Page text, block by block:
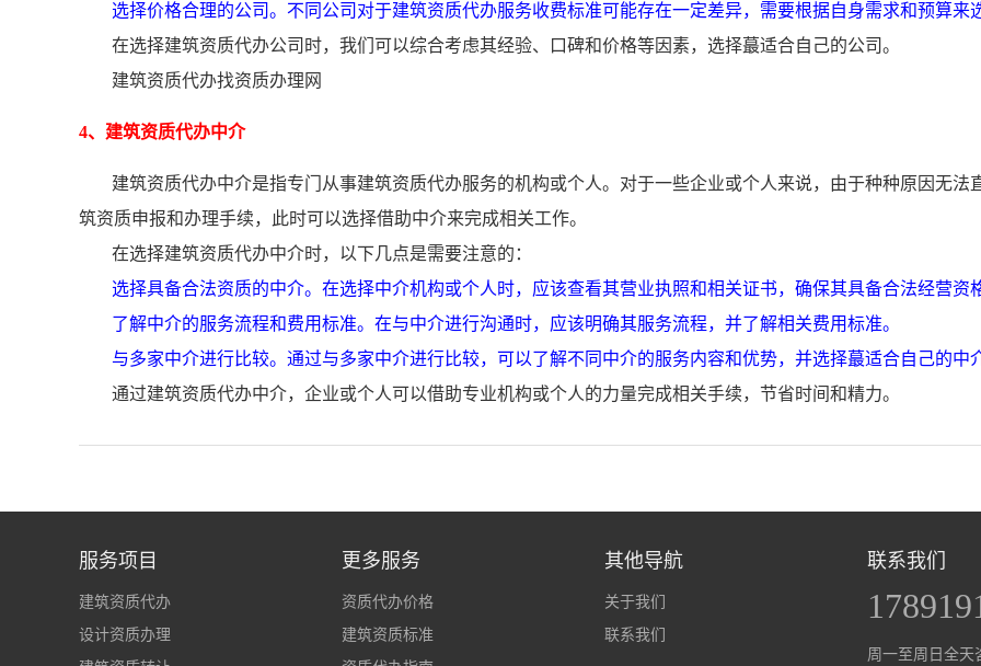
选择价格合理的公司。不同公司对于建筑资质代办服务收费标准可能存在一定差异，需要根据自身需求和预算来
在选择建筑资质代办公司时，我们可以综合考虑其经验、口碑和价格等因素，选择蕞适合自己的公司。
建筑资质代办找资质办理网
4、建筑资质代办中介
建筑资质代办中介是指专门从事建筑资质代办服务的机构或个人。对于一些企业或个人来说，由于种种原因无法
筑资质申报和办理手续，此时可以选择借助中介来完成相关工作。
在选择建筑资质代办中介时，以下几点是需要注意的：
选择具备合法资质的中介。在选择中介机构或个人时，应该查看其营业执照和相关证书，确保其具备合法经营资
了解中介的服务流程和费用标准。在与中介进行沟通时，应该明确其服务流程，并了解相关费用标准。
与多家中介进行比较。通过与多家中介进行比较，可以了解不同中介的服务内容和优势，并选择蕞适合自己的中
通过建筑资质代办中介，企业或个人可以借助专业机构或个人的力量完成相关手续，节省时间和精力。
服务项目
建筑资质代办
设计资质办理
更多服务
资质代办价格
建筑资质标准
其他导航
关于我们
联系我们
联系我们
周一至周日全天